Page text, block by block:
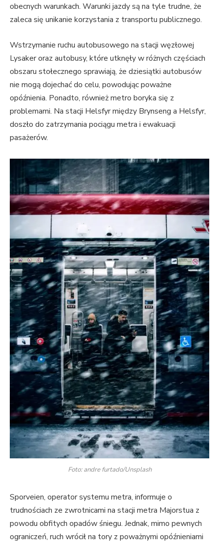
obecnych warunkach. Warunki jazdy są na tyle trudne, że
zaleca się unikanie korzystania z transportu publicznego.
Wstrzymanie ruchu autobusowego na stacji węzłowej
Lysaker oraz autobusy, które utknęły w różnych częściach
obszaru stołecznego sprawiają, że dziesiątki autobusów
nie mogą dojechać do celu, powodując poważne
opóźnienia. Ponadto, również metro boryka się z
problemami. Na stacji Helsfyr między Brynseng a Helsfyr,
doszło do zatrzymania pociągu metra i ewakuacji
pasażerów.
Foto: andre furtado/Unsplash
Sporveien, operator systemu metra, informuje o
trudnościach ze zwrotnicami na stacji metra Majorstua z
powodu obfitych opadów śniegu. Jednak, mimo pewnych
ograniczeń, ruch wrócił na tory z poważnymi opóźnieniami